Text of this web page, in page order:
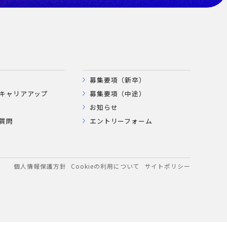
ャリアアップ
問
募集要項（新卒）
募集要項（中途）
お知らせ
エントリーフォーム
個人情報保護方針 Cookieの利用について サイトポリシー